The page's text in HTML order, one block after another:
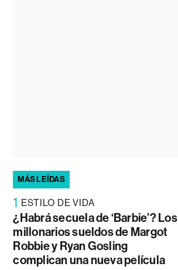
MÁS LEÍDAS
1 ESTILO DE VIDA
¿Habrá secuela de ‘Barbie’? Los
millonarios sueldos de Margot
Robbie y Ryan Gosling
complican una nueva película